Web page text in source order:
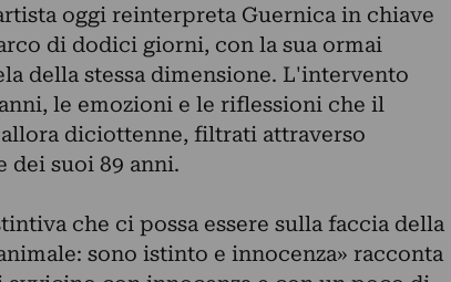
oggi reinterpreta Guernica in chiave
di dodici giorni, con la sua ormai
della stessa dimensione. L'intervento
le emozioni e le riflessioni che il
diciottenne, filtrati attraverso
dei suoi 89 anni.
che ci possa essere sulla faccia della
sono istinto e innocenza» racconta